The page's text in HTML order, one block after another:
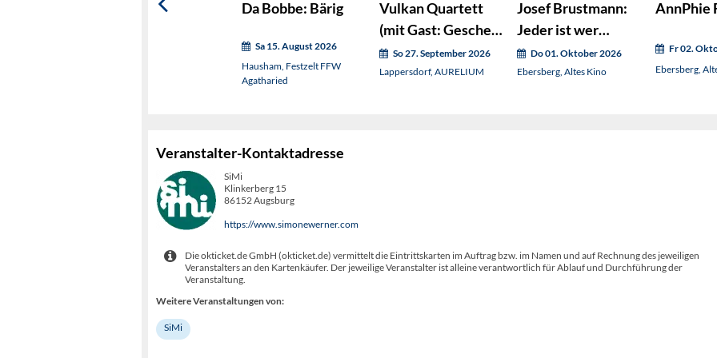
Da Bobbe: Bärig
Sa 15. August 2026
Hausham, Festzelt FFW
Agatharied
Vulkan Quartett
(mit Gast: Gesche
Geier)
So 27. September 2026
Lappersdorf, AURELIUM
Josef Brustmann:
Jeder ist wer
(Nachholtermin)
Do 01. Oktober 2026
Ebersberg, Altes Kino
AnnPhie
Fr 02.
Ebersberg,
Veranstalter-Kontaktadresse
SiMi
Klinkerberg 15
86152 Augsburg
https://www.simonewerner.com
Die okticket.de GmbH (okticket.de) vermittelt die Eintrittskarten im Auftrag bzw. im Namen und auf Rechnung des jeweiligen
Veranstalters an den Kartenkäufer. Der jeweilige Veranstalter ist alleine verantwortlich für Ablauf und Durchführung der
Veranstaltung.
Weitere Veranstaltungen von:
SiMi